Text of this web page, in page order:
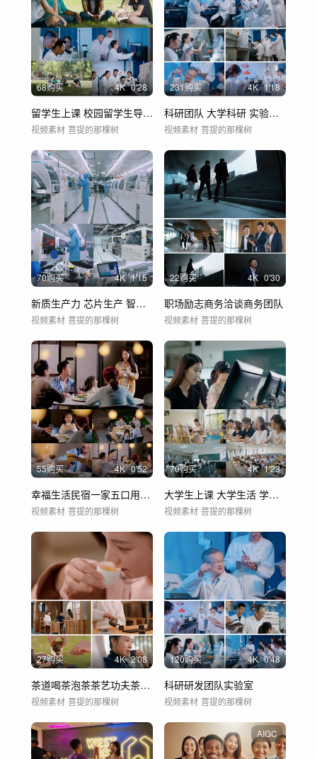
68购买 4K 0'28
留学生上课 校园留学生导师指导留学生
视频素材 菩提的那棵树
231购买 4K 1'18
科研团队 大学科研 实验室 大学生实验
视频素材 菩提的那棵树
70购买 4K 1'15
新质生产力 芯片生产 智能工厂半导体芯片
视频素材 菩提的那棵树
22购买 4K 0'30
职场励志商务洽谈商务团队
视频素材 菩提的那棵树
55购买 4K 0'52
幸福生活民宿一家五口用餐碰杯升格
视频素材 菩提的那棵树
70购买 4K 1'23
大学生上课 大学生活 学生上课 画室画画
视频素材 菩提的那棵树
27购买 4K 2'08
茶道喝茶泡茶茶艺功夫茶春茶品茶茶杯
视频素材 菩提的那棵树
120购买 4K 0'48
科研研发团队实验室
视频素材 菩提的那棵树
AIGC